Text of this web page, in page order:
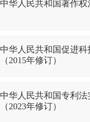
中华人民共和国著作权
中华人民共和国促进
（2015年修订）
中华人民共和国专利法
（2023年修订）